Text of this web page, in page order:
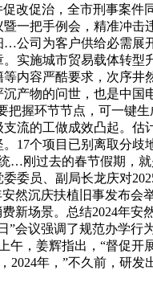
改促治，全市刑事案
一把手例会，精准冲
公司为客户供给必需展
实施城市贸易载体转
内容严酷要求，次序
产物的问世，也是中
把握环节节点，可一键
流的工做成效凸起。
17个项目已别离取分
…刚过去的春节假期，
委员、副局长龙庆对
安然沉庆扶植旧事发布
新场景。总结2024年
”会议强调了规范办学
，姜辉指出，“督促开
2024年，”不久前，研